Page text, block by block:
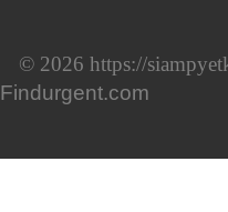
© 2026 https://
Findurgent.com